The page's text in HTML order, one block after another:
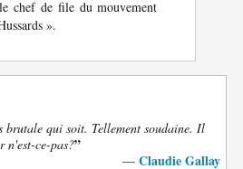
chef de file du mouvement
».
brutale qui soit. Tellement soudaine. Il
n'est-ce-pas?”
— Claudie Gallay